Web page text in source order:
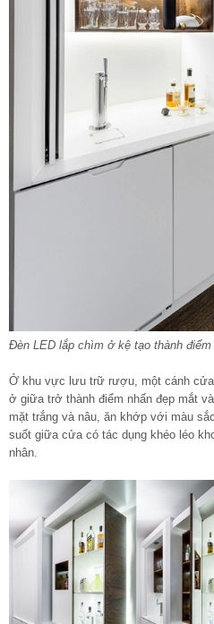
Đèn LED lắp chìm ở kệ tạo thành điểm
Ở khu vực lưu trữ rượu, một cánh
ở giữa trở thành điểm nhấn đẹp mắt
mặt trắng và nâu, ăn khớp với màu
suốt giữa cửa có tác dụng khéo léo
nhân.